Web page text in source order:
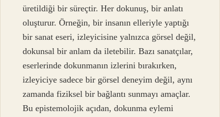
üretildiği bir süreçtir. Her dokunuş, bir anlatı
oluşturur. Örneğin, bir insanın elleriyle yaptığı
bir sanat eseri, izleyicisine yalnızca görsel değil,
dokunsal bir anlam da iletebilir. Bazı sanatçılar,
eserlerinde dokunmanın izlerini bırakırken,
izleyiciye sadece bir görsel deneyim değil, aynı
zamanda fiziksel bir bağlantı sunmayı amaçlar.
Bu epistemolojik açıdan, dokunma eylemi